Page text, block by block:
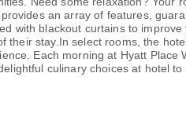
an array of features,
with blackout curtains to improve
stay.In select rooms, the
Each morning at Hyatt Place
culinary choices at hotel to